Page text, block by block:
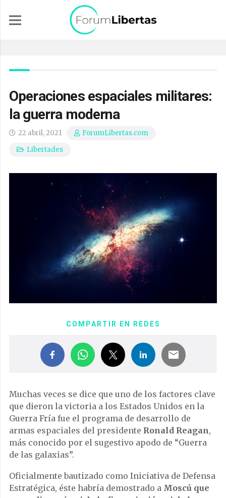
Operaciones espaciales militares:
la guerra moderna
22 abril, 2021
ForumLibertas.com
Libertades
COMPARTIR EN REDES
Muchas veces se dice que uno de los factores clave
que dieron la victoria a los Estados Unidos en la
Guerra Fría fue el programa de desarrollo de
armas espaciales del presidente Ronald Reagan,
más conocido por el sugestivo apodo de “Guerra
de las galaxias”.
Oficialmente bautizado como Iniciativa de Defensa
Estratégica, éste habría demostrado a Moscú que